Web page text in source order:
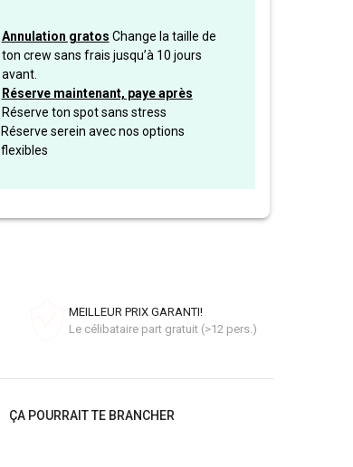
Annulation gratos Change la taille de
ton crew sans frais jusqu’à 10 jours
avant.
Réserve maintenant, paye après
Réserve ton spot sans stress
Réserve serein avec nos options
flexibles
MEILLEUR PRIX GARANTI!
Le célibataire part gratuit (>12 pers.)
ÇA POURRAIT TE BRANCHER